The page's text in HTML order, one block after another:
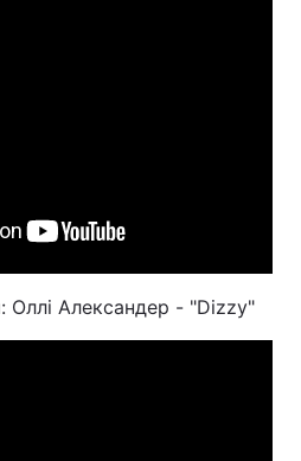
Оллі Александер - "Dizzy"